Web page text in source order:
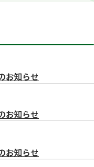
お知らせ
お知らせ
お知らせ